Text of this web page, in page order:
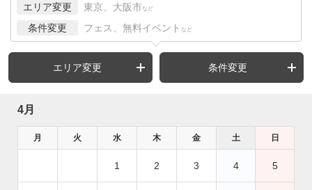
エリア変更 東京、大阪市 など
条件変更 フェス、無料イベント など
エリア変更 条件変更
4月
月 火 水 木 金 土 日
1 2 3 4 5